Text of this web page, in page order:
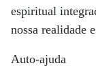
espiritual
nossa realidade
Auto-ajuda